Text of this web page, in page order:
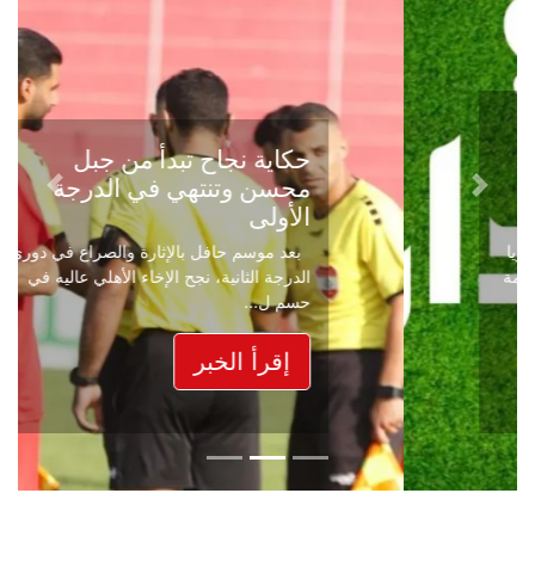
حكاية نجاح تبدأ من جبل
محسن وتنتهي في الدرجة
الأولى
بعد موسم حافل بالإثارة والصراع في دوري
الدرجة الثانية، نجح الإخاء الأهلي عاليه في
حسم ل...
إقرأ الخبر
Previous
Next